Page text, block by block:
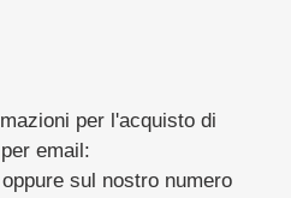
per l'acquisto di
email:
oppure sul nostro numero